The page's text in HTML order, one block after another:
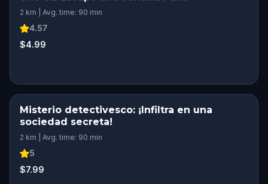
2 km | Avg. time: 90 min
4.57
$4.99
Misterio detectivesco: ¡Infiltra en una
sociedad secreta!
2 km | Avg. time: 90 min
5
$7.99